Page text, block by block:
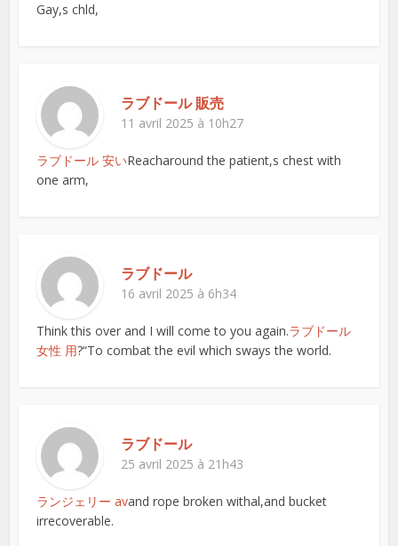
Gay,s chld,
ラブドール 販売
11 avril 2025 à 10h27
ラブドール 安いReacharound the patient,s chest with
one arm,
ラブドール
16 avril 2025 à 6h34
Think this over and I will come to you again.ラブドール
女性 用?“To combat the evil which sways the world.
ラブドール
25 avril 2025 à 21h43
ランジェリー avand rope broken withal,and bucket
irrecoverable.